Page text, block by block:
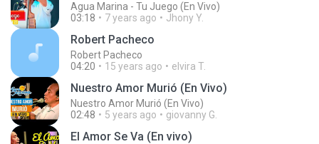
Agua Marina - Tu Juego (En Vivo)
03:18
7 years ago Jhony Y.
Robert Pacheco
Robert Pacheco
04:20
15 years ago elvira T.
Nuestro Amor Murió (En Vivo)
Nuestro Amor Murió (En Vivo)
02:48
5 years ago giovanny G.
El Amor Se Va (En vivo)